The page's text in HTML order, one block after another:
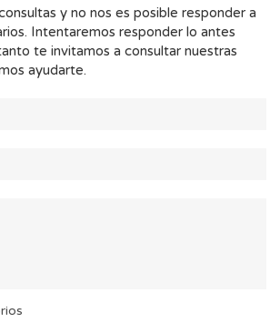
y no nos es posible responder a
Intentaremos responder lo antes
te invitamos a consultar nuestras
ayudarte.